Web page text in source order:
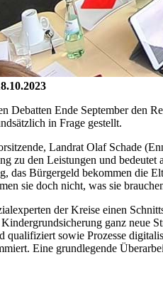
Debatten Ende September den
in Frage gestellt.
Landrat Olaf Schade
zu den Leistungen und
das Bürgergeld bekommen die
sie doch nicht, was sie
der Kreise einen
ganz neue
qualifiziert sowie Prozesse
Eine grundlegende